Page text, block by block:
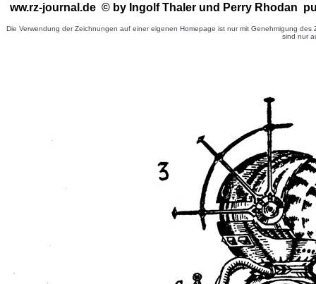
ww.rz-journal.de © by Ingolf Thaler und Perry Rhodan
Die Verwendung der Zeichnungen auf einer eigenen Homepage ist nur mit Genehmigung
sind nur